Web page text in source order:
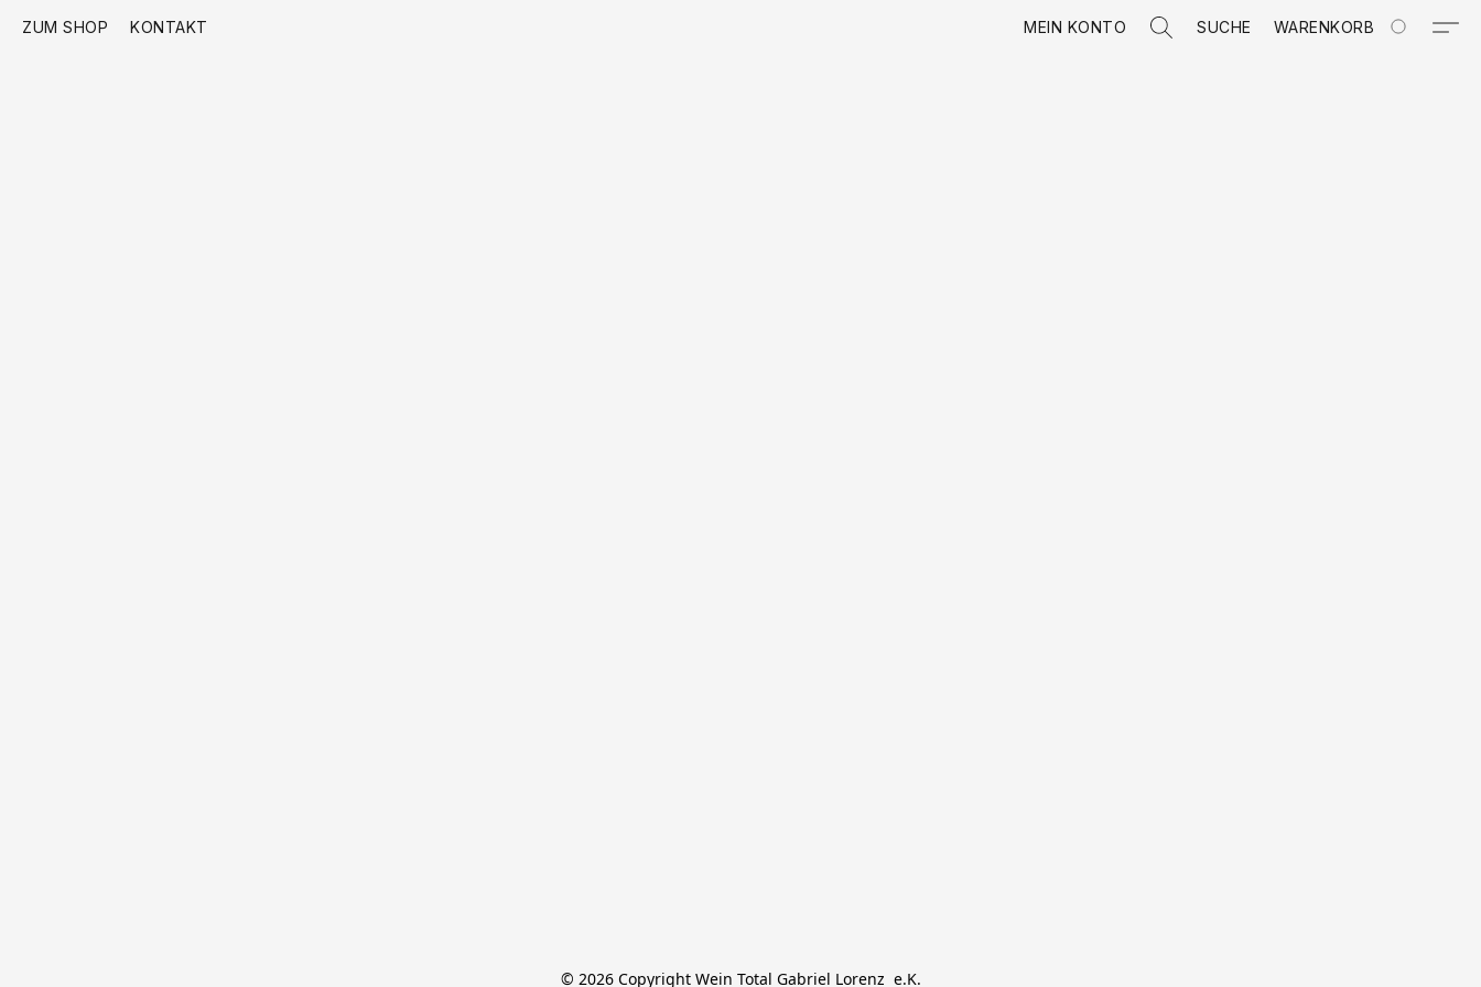
ZUM SHOP KONTAKT MEIN KONTO SUCHE WARENKORB
© 2026 Copyright Wein Total Gabriel Lorenz  e.K.